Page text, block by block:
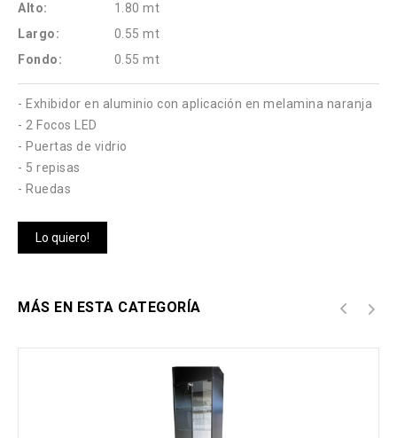
Alto:
1.80 mt
Largo:
0.55 mt
Fondo:
0.55 mt
- Exhibidor en aluminio con aplicación en melamina naranja
- 2 Focos LED
- Puertas de vidrio
- 5 repisas
- Ruedas
Lo quiero!
MÁS EN ESTA CATEGORÍA